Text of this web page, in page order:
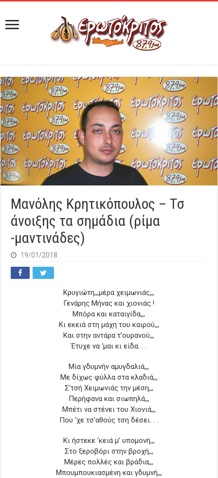
Μανόλης Κρητικόπουλος – Τσ
άνοιξης τα σημάδια (ρίμα
-μαντινάδες)
19/01/2018
Κρυγιώτη,,,μέρα χειμωνιάς,,,
Γενάρης Μήνας και χιονιάς.!
Μπόρα και καταιγίδα,,,
Κι εκειά στη μάχη του καιρού,,,
Και στην αντάρα τ’ουρανού,,,
Έτυχε να ‘μαι κι είδα. . .
Μία γδυμνήν αμυγδαλιά,,,
Με δίχως φύλλα στα κλαδιά,,,
Σ’τσή Χειμωνιάς την μέση,,,
Περήφανα και σιωπηλά,,,
Μπέτι να στένει του Χιονιά,,,
Που ‘χε τσ’αθούς τση δέσει. . .
Κι ήστεκε ‘κειά μ’ υπομονή,,,
Στο ξεροβόρι στην βροχή,,,
Μέρες πολλές και βράδια,,,
Μπουμπουκιασμένη και γδυμνή,,,